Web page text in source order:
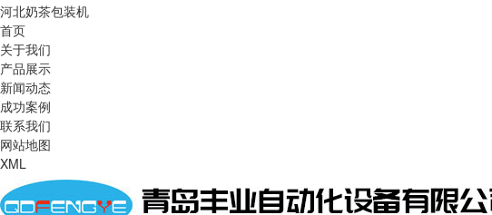
河北奶茶包装机
首页
关于我们
产品展示
新闻动态
成功案例
联系我们
网站地图
XML